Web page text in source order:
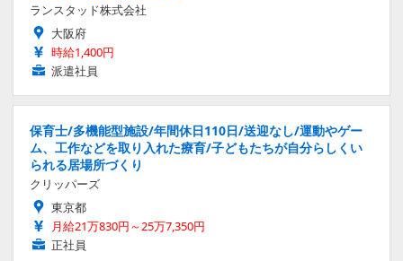
ランスタッド株式会社
大阪府
時給1,400円
派遣社員
保育士/多機能型施設/年間休日110日/送迎なし/運動やゲー
ム、工作などを取り入れた療育/子どもたちが自分らしくい
られる居場所づくり
クリッパーズ
東京都
月給21万830円～25万7,350円
正社員